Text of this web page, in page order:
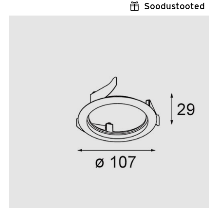
Soodustooted